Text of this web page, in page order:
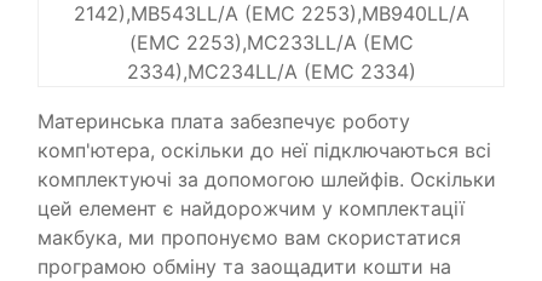
2142),MB543LL/A (EMC 2253),MB940LL/A
(EMC 2253),MC233LL/A (EMC
2334),MC234LL/A (EMC 2334)
Материнська плата забезпечує роботу
комп'ютера, оскільки до неї підключаються всі
комплектуючі за допомогою шлейфів. Оскільки
цей елемент є найдорожчим у комплектації
макбука, ми пропонуємо вам скористатися
програмою обміну та заощадити кошти на